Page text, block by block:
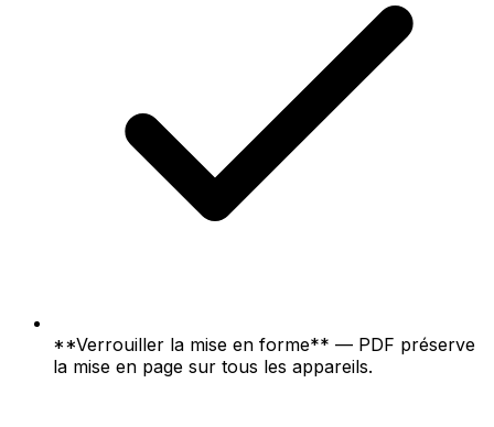
**Verrouiller la mise en forme** — PDF préserve
la mise en page sur tous les appareils.